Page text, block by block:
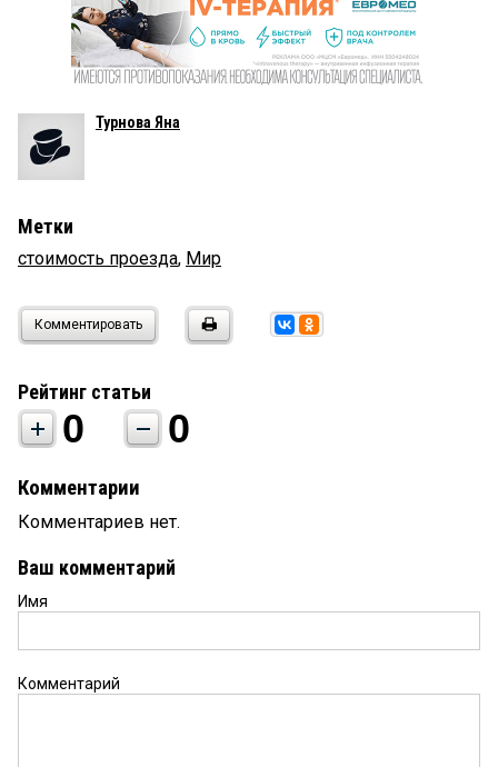
Турнова Яна
Метки
стоимость проезда, Мир
Комментировать
Рейтинг статьи
0 0
Комментарии
Комментариев нет.
Ваш комментарий
Имя
Комментарий